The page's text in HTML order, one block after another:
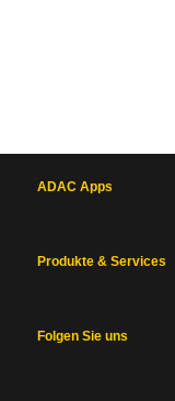
ADAC Apps
Produkte & Services
Folgen Sie uns